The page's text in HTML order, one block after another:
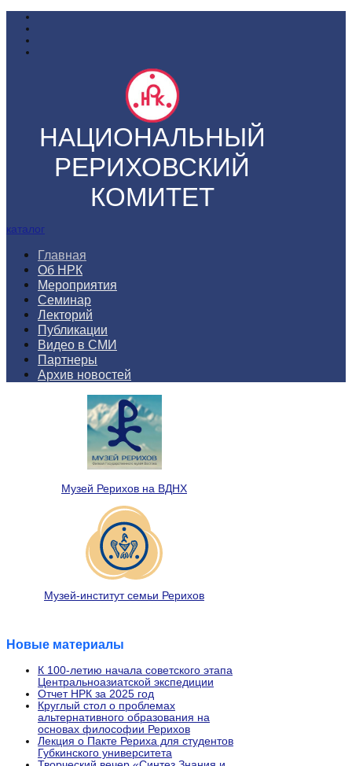
НАЦИОНАЛЬНЫЙ
РЕРИХОВСКИЙ
КОМИТЕТ
каталог
Главная
Об НРК
Мероприятия
Семинар
Лекторий
Публикации
Видео в СМИ
Партнеры
Архив новостей
Музей Рерихов на ВДНХ
Музей-институт семьи Рерихов
Новые материалы
К 100-летию начала советского этапа
Центральноазиатской экспедиции
Отчет НРК за 2025 год
Круглый стол о проблемах
альтернативного образования на
основах философии Рерихов
Лекция о Пакте Рериха для студентов
Губкинского университета